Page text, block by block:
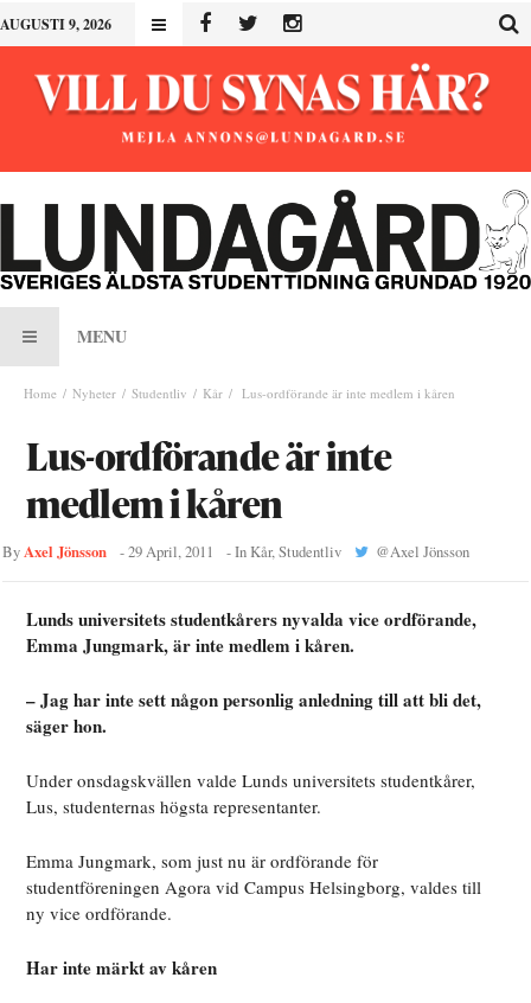
AUGUSTI 9, 2026
MENU
Home Nyheter Studentliv Kår Lus-ordförande är inte medlem i kåren
Lus-ordförande är inte
medlem i kåren
ByAxel Jönsson -29 April, 2011 - In Kår,Studentliv @Axel Jönsson
Lunds universitets studentkårers nyvalda vice ordförande,
Emma Jungmark, är inte medlem i kåren.
– Jag har inte sett någon personlig anledning till att bli det,
säger hon.
Under onsdagskvällen valde Lunds universitets studentkårer,
Lus, studenternas högsta representanter.
Emma Jungmark, som just nu är ordförande för
studentföreningen Agora vid Campus Helsingborg, valdes till
ny vice ordförande.
Har inte märkt av kåren